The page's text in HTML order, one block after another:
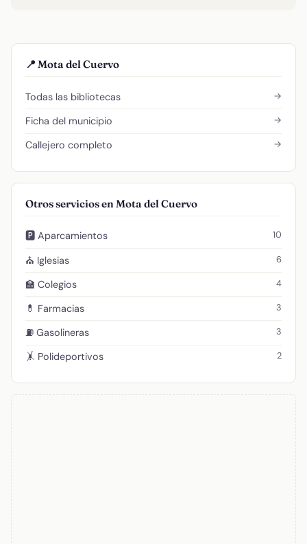
📍 Mota del Cuervo
Todas las bibliotecas →
Ficha del municipio →
Callejero completo →
Otros servicios en Mota del Cuervo
🅿️ Aparcamientos 10
⛪ Iglesias 6
🏫 Colegios 4
💊 Farmacias 3
⛽ Gasolineras 3
🤸 Polideportivos 2